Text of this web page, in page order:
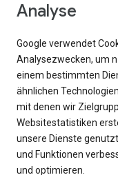
Analyse
Google verwendet
Analysezwecken, um
einem bestimmten
ähnlichen
mit denen wir
Websitestatistiken
unsere Dienste
und Funktionen
und optimieren.